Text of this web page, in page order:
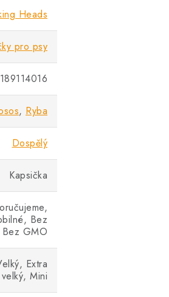
Heads
pro psy
, Ryba
Dospělý
Kapsička
Bez
GMO
Extra
velký, Mini